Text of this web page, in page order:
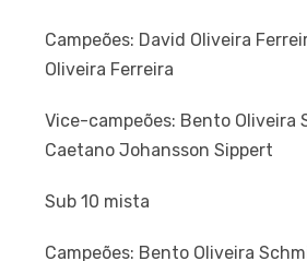
Campeões: David Oliveira
Oliveira Ferreira
Vice-campeões: Bento Oliveira
Caetano Johansson Sippert
Sub 10 mista
Campeões: Bento Oliveira